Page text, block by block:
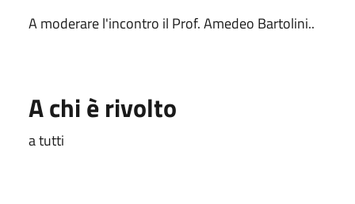
A moderare l'incontro il Prof. Amedeo Bartolini..
A chi è rivolto
a tutti